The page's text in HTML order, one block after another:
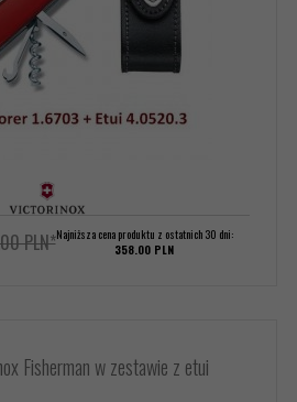
PLN*Najniższa cena produktu z ostatnich 30 dni:
358.00 PLN
Fisherman w zestawie z etui